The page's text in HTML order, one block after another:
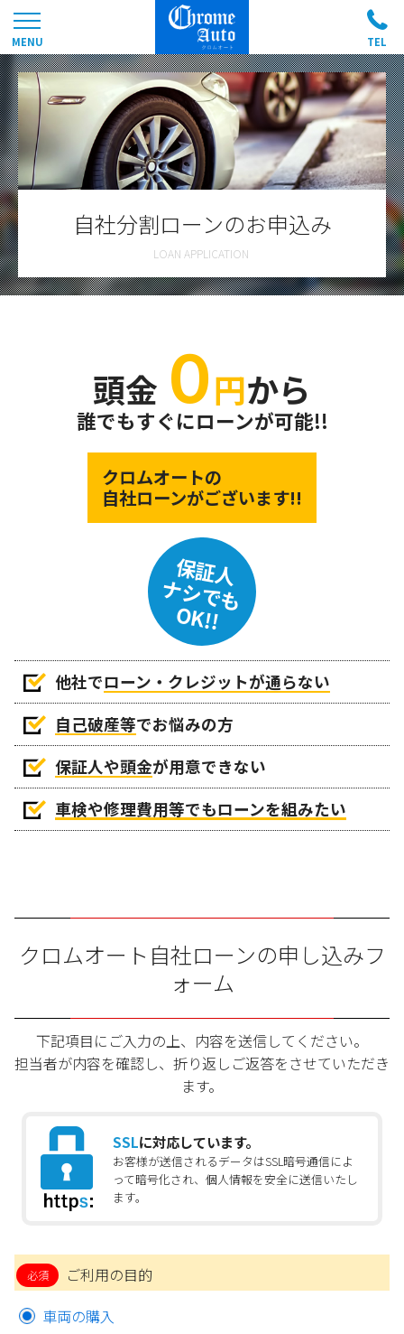
自社分割ローンのお申込み
頭金 ０円から
誰でもすぐにローンが可能!!
クロムオートの
自社ローンがございます!!
保証人
ナシでも
OK!!
他社でローン・クレジットが通らない
自己破産等でお悩みの方
保証人や頭金が用意できない
車検や修理費用等でもローンを組みたい
クロムオート自社ローンの申し込みフ
ォーム
下記項目にご入力の上、内容を送信してください。
担当者が内容を確認し、折り返しご返答をさせていただき
ます。
SSLに対応しています。
お客様が送信されるデータはSSL暗号通信によ
って暗号化され、個人情報を安全に送信いたし
ます。
ご利用の目的
車両の購入